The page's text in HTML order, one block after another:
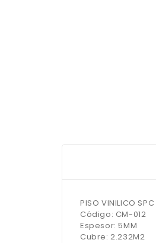
PISO VINILICO SPC
Código: CM-012
Espesor: 5MM
Cubre: 2.232M2